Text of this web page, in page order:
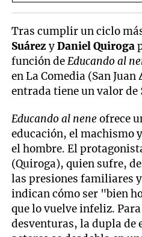
Tras cumplir un ciclo
SuárezyDaniel Quiroga
función deEducando al
en La Comedia (San
entrada tiene un valor de
Educando al neneofrece
educación, el machismo
el hombre. El
(Quiroga), quien sufre,
las presiones familiares
indican cómo ser "bien
que lo vuelve infeliz.
desventuras, la dupla de